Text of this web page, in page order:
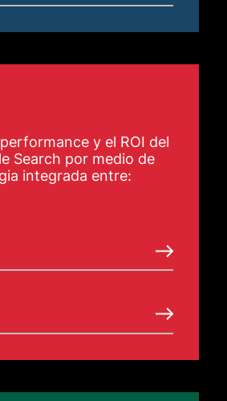
y el ROI del
Search por medio de
integrada entre: